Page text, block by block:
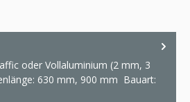
oder Vollaluminium (2 mm, 3
630 mm, 900 mm Bauart: